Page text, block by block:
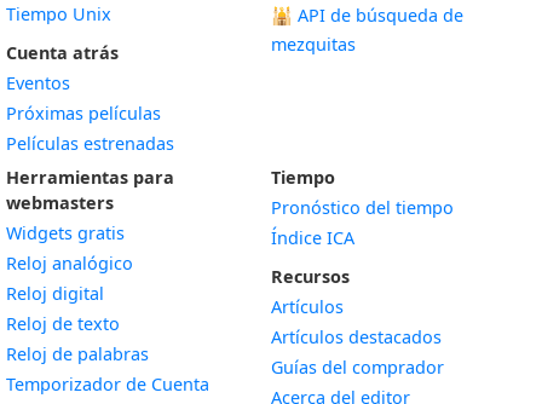
Tiempo Unix
Cuenta atrás
Eventos
Próximas películas
Películas estrenadas
🕌 API de búsqueda de
mezquitas
Herramientas para
webmasters
Widgets gratis
Reloj analógico
Reloj digital
Reloj de texto
Reloj de palabras
Temporizador de Cuenta
Tiempo
Pronóstico del tiempo
Índice ICA
Recursos
Artículos
Artículos destacados
Guías del comprador
Acerca del editor